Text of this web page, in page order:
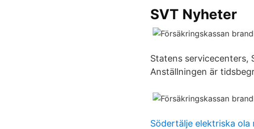
SVT Nyheter
Statens servicecenters,
Anställningen är
Södertälje elektriska ola